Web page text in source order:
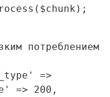
потреблением
=>
=> 200,